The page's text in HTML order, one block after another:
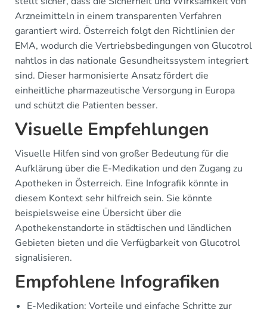
Arzneimitteln in einem transparenten Verfahren
garantiert wird. Österreich folgt den Richtlinien der
EMA, wodurch die Vertriebsbedingungen von Glucotrol
nahtlos in das nationale Gesundheitssystem integriert
sind. Dieser harmonisierte Ansatz fördert die
einheitliche pharmazeutische Versorgung in Europa
und schützt die Patienten besser.
Visuelle Empfehlungen
Visuelle Hilfen sind von großer Bedeutung für die
Aufklärung über die E-Medikation und den Zugang zu
Apotheken in Österreich. Eine Infografik könnte in
diesem Kontext sehr hilfreich sein. Sie könnte
beispielsweise eine Übersicht über die
Apothekenstandorte in städtischen und ländlichen
Gebieten bieten und die Verfügbarkeit von Glucotrol
signalisieren.
Empfohlene Infografiken
E-Medikation: Vorteile und einfache Schritte zur